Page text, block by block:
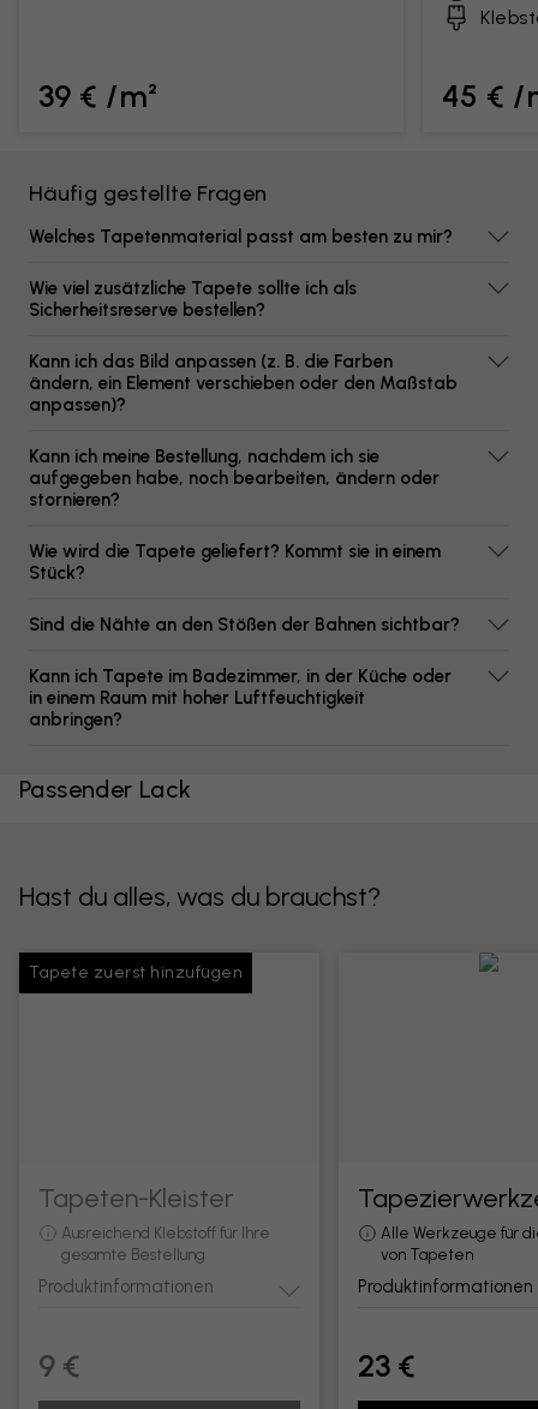
39 € /m² 45 € /
Häufig gestellte Fragen
Welches Tapetenmaterial passt am besten zu mir?
Wie viel zusätzliche Tapete sollte ich als
Sicherheitsreserve bestellen?
Kann ich das Bild anpassen (z. B. die Farben
ändern, ein Element verschieben oder den Maßstab
anpassen)?
Kann ich meine Bestellung, nachdem ich sie
aufgegeben habe, noch bearbeiten, ändern oder
stornieren?
Wie wird die Tapete geliefert? Kommt sie in einem
Stück?
Sind die Nähte an den Stößen der Bahnen sichtbar?
Kann ich Tapete im Badezimmer, in der Küche oder
in einem Raum mit hoher Luftfeuchtigkeit
anbringen?
Passender Lack
Hast du alles, was du brauchst?
Tapete zuerst hinzufügen
Tapeten-Kleister
Ausreichend Klebstoff für Ihre
gesamte Bestellung
Produktinformationen
9 €
Alle Werkzeuge für
von Tapeten
Produktinformationen
23 €